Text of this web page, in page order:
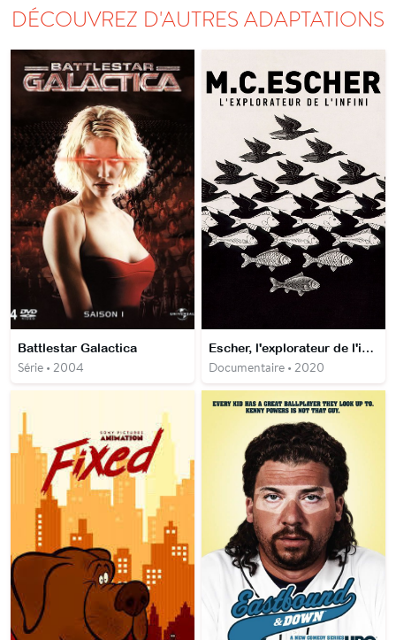
DÉCOUVREZ D'AUTRES ADAPTATIONS
Battlestar Galactica
Série • 2004
Escher, l'explorateur de l'infini
Documentaire • 2020